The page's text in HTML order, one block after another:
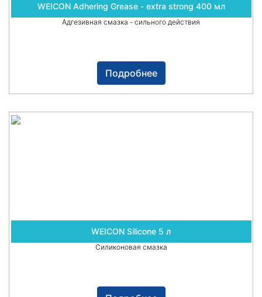
WEICON Adhering Grease - extra strong 400 мл
Адгезивная смазка - сильного действия
Подробнее
WEICON Silicone 5 л
Силиконовая смазка